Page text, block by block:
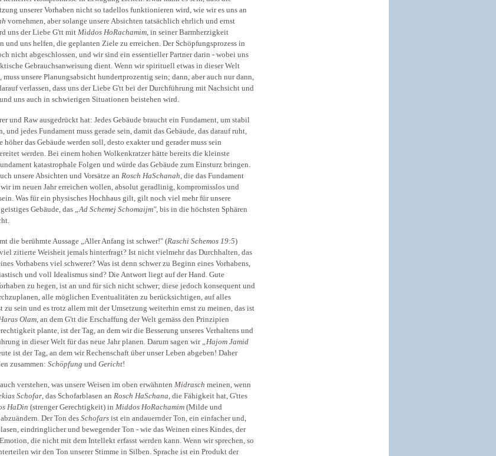
unserer Vorhaben nicht so tadellos funktionieren wird, wie wir es uns an
vornehmen, aber solange unsere Absichten tatsächlich ehrlich und ernst
uns der Liebe G'tt mit Middos HoRachamim, in seiner Barmherzigkeit
und uns helfen, die geplanten Ziele zu erreichen. Der Schöpfungsprozess in
nicht abgeschlossen, und wir sind ein essentieller Partner darin - wobei uns
Gebrauchsanweisung dient. Wenn wir spirituell etwas in dieser Welt
muss unsere Planungsabsicht hundertprozentig sein; dann, aber auch nur dann,
verlassen, dass uns der Liebe G'tt bei der Durchführung mit Nachsicht und
uns auch in schwierigen Situationen beistehen wird.
und Raw ausgedrückt hat: Jedes Gebäude braucht ein Fundament, um stabil
und jedes Fundament muss gerade sein, damit das Gebäude, das darauf ruht,
höher das Gebäude werden soll, desto exakter und gerader muss sein
werden. Bei einem hohen Wolkenkratzer hätte bereits die kleinste
katastrophale Folgen und würde das Gebäude zum Einsturz bringen.
unsere Absichten und Vorsätze an Rosch HaSchanah, die das Fundament
wir im neuen Jahr erreichen wollen, absolut geradlinig, kompromisslos und
Was für ein physisches Hochhaus gilt, gilt noch viel mehr für unsere
Gebäude, das „Ad Schemej Schomaijm", bis in die höchsten Sphären
die berühmte Aussage „Aller Anfang ist schwer!" (Raschi Schemos 19:5)
zitierte Weisheit jemals hinterfragt? Ist nicht vielmehr das Durchhalten, das
Vorhabens viel schwerer? Was ist denn schwer zu Beginn eines Vorhabens,
und voll Idealismus sind? Die Antwort liegt auf der Hand. Gute
zu hegen, ist an und für sich nicht schwer; diese jedoch konsequent und
alle möglichen Eventualitäten zu berücksichtigen, auf alles
zu sein und es trotz allem mit der Umsetzung weiterhin ernst zu meinen, das ist
Olam, an dem G'tt die Erschaffung der Welt gemäss den Prinzipien
plante, ist der Tag, an dem wir die Besserung unseres Verhaltens und
in dieser Welt für das neue Jahr planen. Darum sagen wir „Hajom Jamid
ist der Tag, an dem wir Rechenschaft über unser Leben abgeben! Daher
zusammen: Schöpfung und Gericht!
verstehen, was unsere Weisen im oben erwähnten Midrasch meinen, wenn
Schofar, das Schofarblasen an Rosch HaSchana, die Fähigkeit hat, G'ttes
HaDin (strenger Gerechtigkeit) in Middos HoRachamim (Milde und
Der Ton des Schofars ist ein andauernder Ton, ein einfacher und,
eindringlicher und bewegender Ton - wie das Weinen eines Kindes, der
die nicht mit dem Intellekt erfasst werden kann. Wenn wir sprechen, so
wir den Ton unserer Stimme in Silben. Sprache ist ein Produkt der